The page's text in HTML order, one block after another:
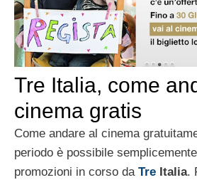
Tre Italia, come
cinema gratis
Come andare al cinema
periodo è possibile
promozioni in corso da Tre Italia.